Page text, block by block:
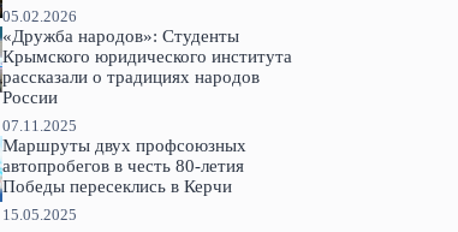
05.02.2026
«Дружба народов»: Студенты
Крымского юридического института
рассказали о традициях народов
России
07.11.2025
Маршруты двух профсоюзных
автопробегов в честь 80-летия
Победы пересеклись в Керчи
15.05.2025